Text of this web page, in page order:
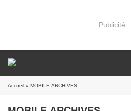
Publicité
Accueil » MOBILE.ARCHIVES